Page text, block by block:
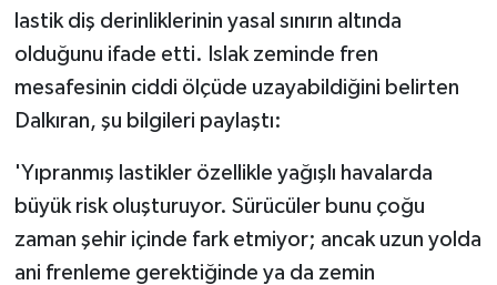
lastik diş derinliklerinin yasal sınırın altında
olduğunu ifade etti. Islak zeminde fren
mesafesinin ciddi ölçüde uzayabildiğini belirten
Dalkıran, şu bilgileri paylaştı:
'Yıpranmış lastikler özellikle yağışlı havalarda
büyük risk oluşturuyor. Sürücüler bunu çoğu
zaman şehir içinde fark etmiyor; ancak uzun yolda
ani frenleme gerektiğinde ya da zemin